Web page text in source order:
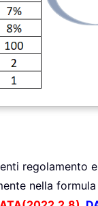
regolamento
nella